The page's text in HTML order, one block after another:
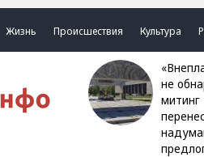
Жизнь Происшествия Культура
«Внеплановых работ»
не